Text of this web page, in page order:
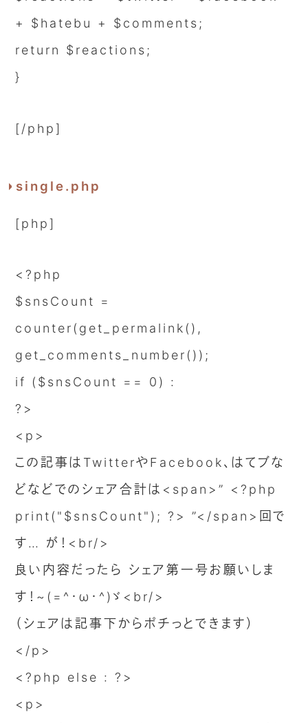
+ $hatebu + $comments;
return $reactions;
}
[/php]
single.php
[php]
<?php
$snsCount =
counter(get_permalink(),
get_comments_number());
if ($snsCount == 0) :
?>
<p>
この記事はTwitterやFacebook、はてブな
どなどでのシェア合計は<span>” <?php
print("$snsCount"); ?> ”</span>回で
す… が！<br/>
良い内容だったら シェア第一号お願いしま
す！~(=^･ω･^)ゞ<br/>
（シェアは記事下からポチっとできます）
</p>
<?php else : ?>
<p>